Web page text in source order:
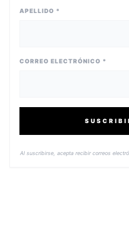
APELLIDO *
CORREO ELECTRÓNICO *
Al suscribirse, acepta recibir correos